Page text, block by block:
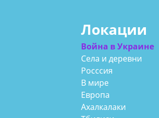
Локации
Война в Украине
Села и деревни
Росссия
В мире
Европа
Ахалкалаки